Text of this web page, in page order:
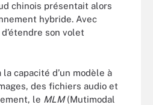
chinois présentait alors
hybride. Avec
son volet
capacité d’un modèle à
des fichiers audio et
le MLM(Mutimodal